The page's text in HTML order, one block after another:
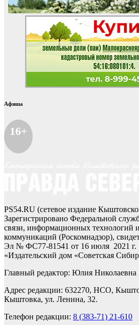
Афиша
16+
PS54.RU (сетевое издание
Зарегистрировано Федеральной
связи, информационных технологий
коммуникаций (Роскомнадзор),
Эл № ФС77-81541 от 16 июля 2021
«Издательский дом «Советская
Главный редактор: Юлия Николаевна
Адрес редакции: 632270, НСО,
Кыштовка, ул. Ленина, 32.
Телефон редакции: 8 (383-71) 21-610